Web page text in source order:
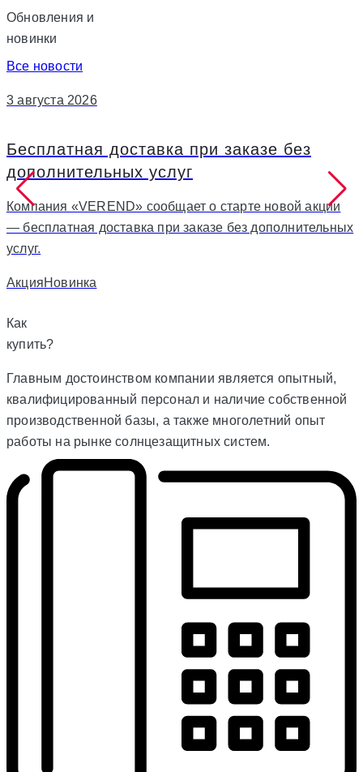
Обновления и
новинки
Все новости
3 августа 2026
Бесплатная доставка при заказе без
дополнительных услуг
Компания «VEREND» сообщает о старте новой акции
— бесплатная доставка при заказе без дополнительных
услуг.
АкцияНовинка
Как
купить?
Главным достоинством компании является опытный,
квалифицированный персонал и наличие собственной
производственной базы, а также многолетний опыт
работы на рынке солнцезащитных систем.